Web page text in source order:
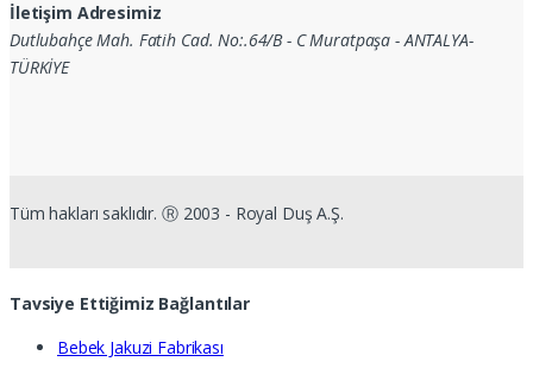
İletişim Adresimiz
Dutlubahçe Mah. Fatih Cad. No:.64/B - C Muratpaşa - ANTALYA-
TÜRKİYE
Tüm hakları saklıdır. Ⓡ 2003 - Royal Duş A.Ş.
Tavsiye Ettiğimiz Bağlantılar
Bebek Jakuzi Fabrikası